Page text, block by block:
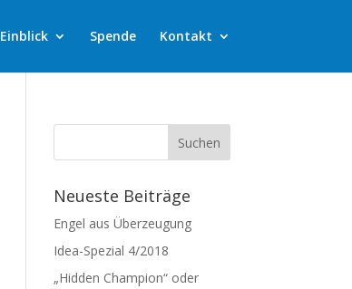
Einblick Spende Kontakt
Neueste Beiträge
Engel aus Überzeugung
Idea-Spezial 4/2018
„Hidden Champion“ oder